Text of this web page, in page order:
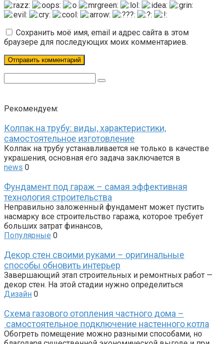
Сохранить моё имя, email и адрес сайта в этом
браузере для последующих моих комментариев.
Рекомендуем:
Колпак на трубу: виды, характеристики,
самостоятельное изготовление
Колпак на трубу устанавливается не только в качестве
украшения, основная его задача заключается в
news 0
Фундамент под гараж – самая эффективная
технология строительства
Неправильно заложенный фундамент может пустить
насмарку все строительство гаража, которое требует
больших затрат финансов,
Популярные 0
Декор стен своими руками – оригинальные
способы обновить интерьер
Завершающий этап строительных и ремонтных работ —
декор стен. На этой стадии нужно определиться
Дизайн 0
Схема газового отопления частного дома –
самостоятельное подключение настенного котла
Обогреть помещение можно разными способами, но